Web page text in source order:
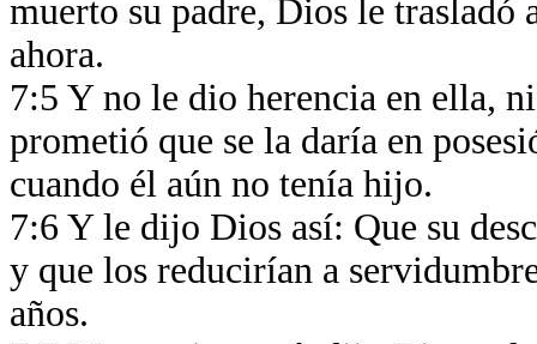
muerto su padre, Dios le trasladó
ahora.
7:5 Y no le dio herencia en ella,
prometió que se la daría en
cuando él aún no tenía hijo.
7:6 Y le dijo Dios así: Que su
y que los reducirían a
años.